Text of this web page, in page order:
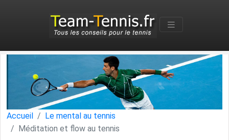
Accueil
Le mental au tennis
Méditation et flow au tennis